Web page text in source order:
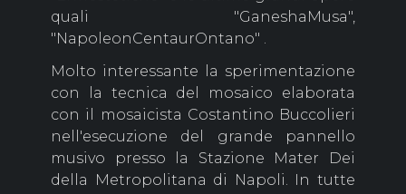
quali "GaneshaMusa",
"NapoleonCentaurOntano" .
Molto interessante la sperimentazione
con la tecnica del mosaico elaborata
con il mosaicista Costantino Buccolieri
nell'esecuzione del grande pannello
musivo presso la Stazione Mater Dei
della Metropolitana di Napoli. In tutte